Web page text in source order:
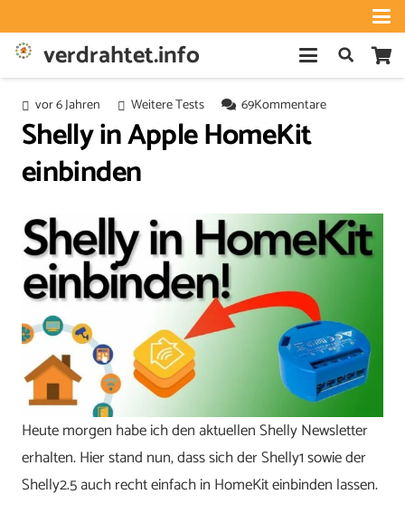
verdrahtet.info
vor 6 Jahren Weitere Tests 69Kommentare
Shelly in Apple HomeKit
einbinden
Heute morgen habe ich den aktuellen Shelly Newsletter
erhalten. Hier stand nun, dass sich der Shelly1 sowie der
Shelly2.5 auch recht einfach in HomeKit einbinden lassen.